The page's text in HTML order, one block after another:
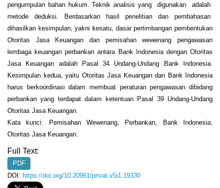
pengumpulan bahan hukum. Teknik analisis yang digunakan adalah
metode deduksi. Berdasarkan hasil penelitian dan pembahasan
dihasilkan kesimpulan, yakni kesatu, dasar pertimbangan pembentukan
Otoritas Jasa Keuangan dan pemisahan wewenang pengawasan
lembaga keuangan perbankan antara Bank Indonesia dengan Otoritas
Jasa Keuangan adalah Pasal 34 Undang-Undang Bank Indonesia.
Kesimpulan kedua, yaitu Otoritas Jasa Keuangan dan Bank Indonesia
harus berkoordinasi dalam membuat peraturan pengawasan dibidang
perbankan yang terdapat dalam ketentuan Pasal 39 Undang-Undang
Otoritas Jasa Keuangan.
Kata kunci: Pemisahan Wewenang, Perbankan, Bank Indonesia,
Otoritas Jasa Keuangan.
Full Text:
PDF
DOI: https://doi.org/10.20961/privat.v5i1.19330